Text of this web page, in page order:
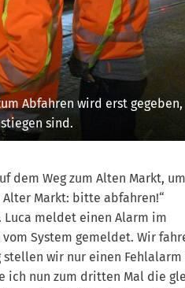
Abfahren wird erst gegeben,
sind.
dem Weg zum Alten Markt,
Alter Markt: bitte abfahren!“
Luca meldet einen Alarm im
System gemeldet. Wir
wir nur einen Fehlalarm
ich nun zum dritten Mal die